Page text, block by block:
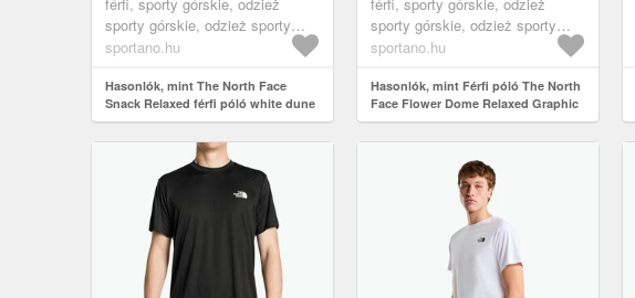
kényelmet és a stílust a
mindennapokban. Ma...
férfi, sporty górskie, odzież
sporty górskie, odzież sporty
górskie koszulka, fehér
sportano.hu
Hasonlók, mint The North Face
Snack Relaxed férfi póló white dune
(Snack Relaxed NF0A8GB4QLI1)
lett tervezve. Ez a modell magas
légát...
férfi, sporty górskie, odzież
sporty górskie, odzież sporty
górskie koszulka, fehér
sportano.hu
Hasonlók, mint Férfi póló The North
Face Flower Dome Relaxed Graphic
fehér dune (Flower Dome Relaxed
Graphic NF0A8EGXQLI1)